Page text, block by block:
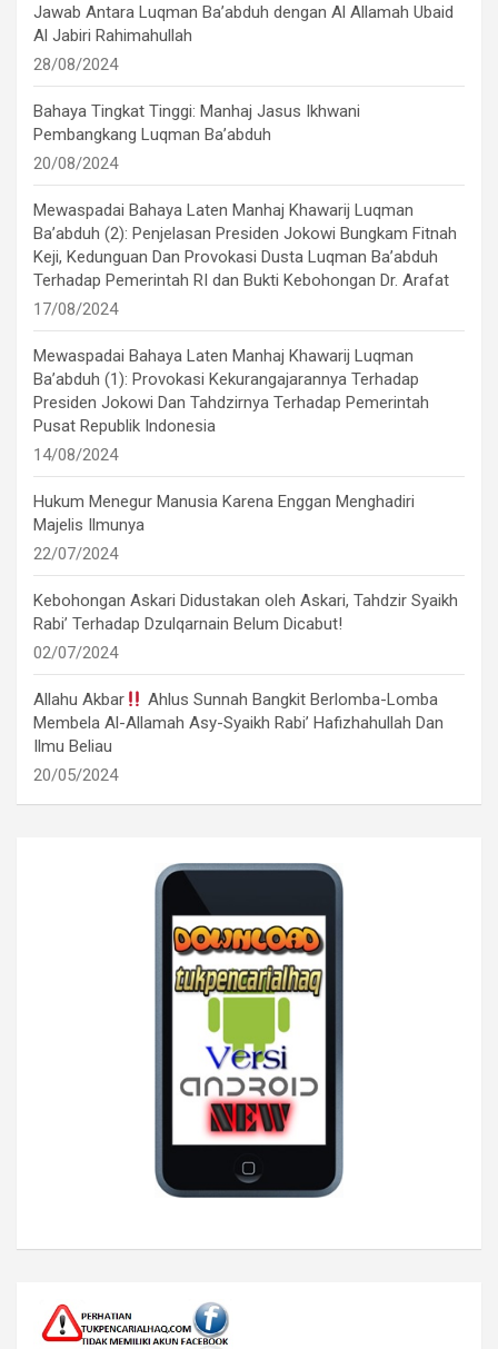
Jawab Antara Luqman Ba’abduh dengan Al Allamah Ubaid
Al Jabiri Rahimahullah
28/08/2024
Bahaya Tingkat Tinggi: Manhaj Jasus Ikhwani
Pembangkang Luqman Ba’abduh
20/08/2024
Mewaspadai Bahaya Laten Manhaj Khawarij Luqman
Ba’abduh (2): Penjelasan Presiden Jokowi Bungkam Fitnah
Keji, Kedunguan Dan Provokasi Dusta Luqman Ba’abduh
Terhadap Pemerintah RI dan Bukti Kebohongan Dr. Arafat
17/08/2024
Mewaspadai Bahaya Laten Manhaj Khawarij Luqman
Ba’abduh (1): Provokasi Kekurangajarannya Terhadap
Presiden Jokowi Dan Tahdzirnya Terhadap Pemerintah
Pusat Republik Indonesia
14/08/2024
Hukum Menegur Manusia Karena Enggan Menghadiri
Majelis Ilmunya
22/07/2024
Kebohongan Askari Didustakan oleh Askari, Tahdzir Syaikh
Rabi’ Terhadap Dzulqarnain Belum Dicabut!
02/07/2024
Allahu Akbar
Ahlus Sunnah Bangkit Berlomba-Lomba
Membela Al-Allamah Asy-Syaikh Rabi’ Hafizhahullah Dan
Ilmu Beliau
20/05/2024